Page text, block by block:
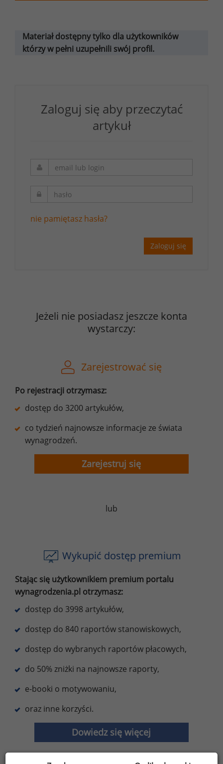
Materiał dostępny tylko dla użytkowników
którzy w pełni uzupełnili swój profil.
Zaloguj się aby przeczytać
artykuł
nie pamiętasz hasła?
Zaloguj się
Jeżeli nie posiadasz jeszcze konta
wystarczy:
Zarejestrować się
Po rejestracji otrzymasz:
dostęp do 3200 artykułów,
co tydzień najnowsze informacje ze świata
wynagrodzeń.
Zarejestruj się
lub
Wykupić dostęp premium
Stając się użytkownikiem premium portalu
wynagrodzenia.pl otrzymasz:
dostęp do 3998 artykułów,
dostęp do 840 raportów stanowiskowych,
dostęp do wybranych raportów płacowych,
do 50% zniżki na najnowsze raporty,
e-booki o motywowaniu,
oraz inne korzyści.
Dowiedz się więcej